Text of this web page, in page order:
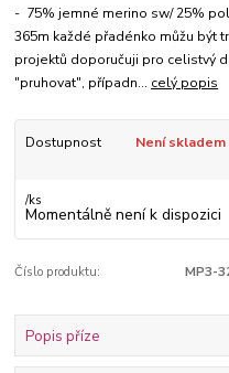
- 75% jemné merino sw/ 25%
365m každé přadénko můžu být
projektů doporučuji pro celistvý
"pruhovat", případn... celý popis
Dostupnost Není skladem
/ks
Momentálně není k dispozici
Číslo produktu: MP3-
Popis příze